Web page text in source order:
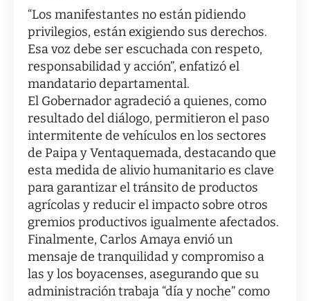
“Los manifestantes no están pidiendo
privilegios, están exigiendo sus derechos.
Esa voz debe ser escuchada con respeto,
responsabilidad y acción”, enfatizó el
mandatario departamental.
El Gobernador agradeció a quienes, como
resultado del diálogo, permitieron el paso
intermitente de vehículos en los sectores
de Paipa y Ventaquemada, destacando que
esta medida de alivio humanitario es clave
para garantizar el tránsito de productos
agrícolas y reducir el impacto sobre otros
gremios productivos igualmente afectados.
Finalmente, Carlos Amaya envió un
mensaje de tranquilidad y compromiso a
las y los boyacenses, asegurando que su
administración trabaja “día y noche” como